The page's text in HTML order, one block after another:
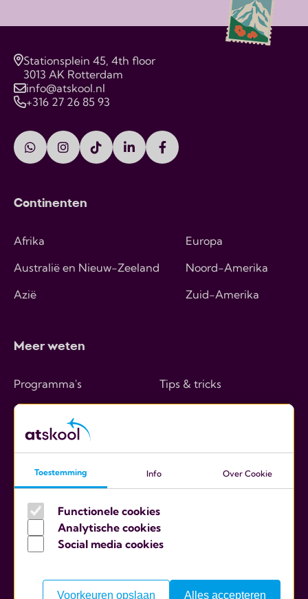
Stationsplein 45, 4th floor
3013 AK Rotterdam
info@atskool.nl
+316 27 26 85 93
Continenten
Afrika
Australië en Nieuw-Zeeland
Azië
Europa
Noord-Amerika
Zuid-Amerika
Meer weten
Programma's
Hoe werkt het
Kosten
Scholen
Tips & tricks
Algemene voorwaarden
Toestemming Info Over Cookie
Functionele cookies
Analytische cookies
Social media cookies
Voorkeuren opslaan Alles accepteren